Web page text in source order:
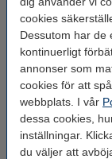
cookies
Dessutom har de
kontinuerligt
annonser som
cookies för att
webbplats. I vår
dessa cookies,
inställningar.
du väljer att
Färg:
Heated bed temp:
Material:
Max avvikelse:
temperaturområde: